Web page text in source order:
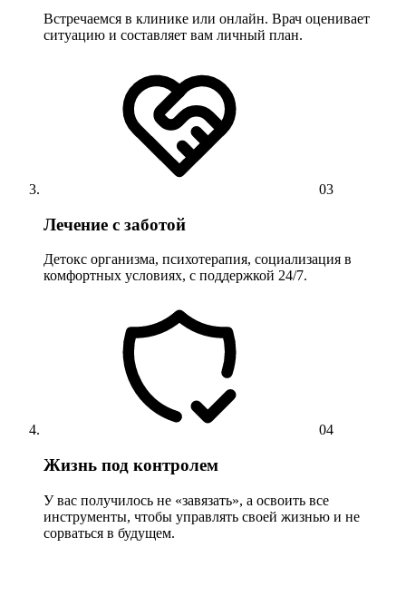
Встречаемся в клинике или онлайн. Врач оценивает
ситуацию и составляет вам личный план.
03
Лечение с заботой
Детокс организма, психотерапия, социализация в
комфортных условиях, с поддержкой 24/7.
04
Жизнь под контролем
У вас получилось не «завязать», а освоить все
инструменты, чтобы управлять своей жизнью и не
сорваться в будущем.